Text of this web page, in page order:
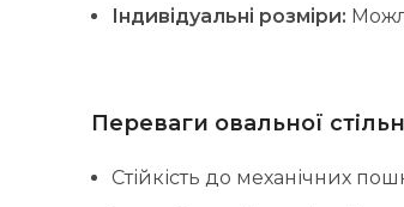
Індивідуальні розміри:
Переваги овальної
Стійкість до механічних